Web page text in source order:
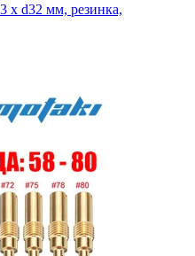
x d32 мм, резинка,